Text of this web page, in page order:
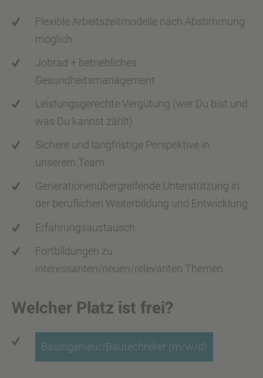
Flexible Arbeitszeitmodelle nach Abstimmung
möglich
Jobrad + betriebliches
Gesundheitsmanagement
Leistungsgerechte Vergütung (wer Du bist und
was Du kannst zählt)
Sichere und langfristige Perspektive in
unserem Team
Generationenübergreifende Unterstützung in
der beruflichen Weiterbildung und Entwicklung
Erfahrungsaustausch
Fortbildungen zu
interessanten/neuen/relevanten Themen
Welcher Platz ist frei?
Bauingenieur/Bautechniker (m/w/d)